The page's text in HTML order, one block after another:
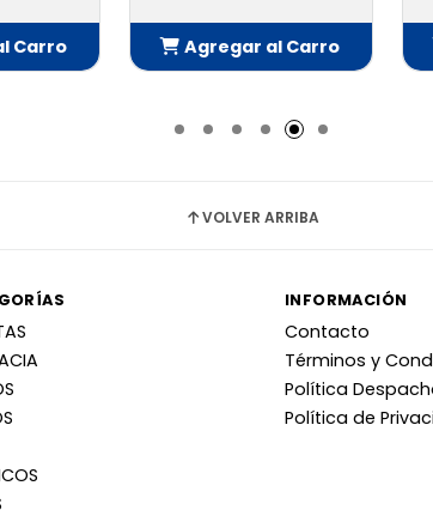
Carro
Agregar al Carro
VOLVER ARRIBA
INFORMACIÓN
Contacto
Términos y
Política
Política de